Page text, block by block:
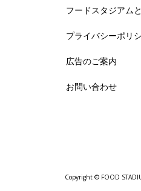
フードスタジアム
プライバシーポリ
広告のご案内
お問い合わせ
Copyright © FOOD